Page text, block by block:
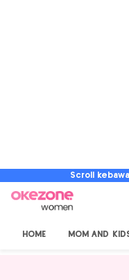
Scroll
HOME MOM AND